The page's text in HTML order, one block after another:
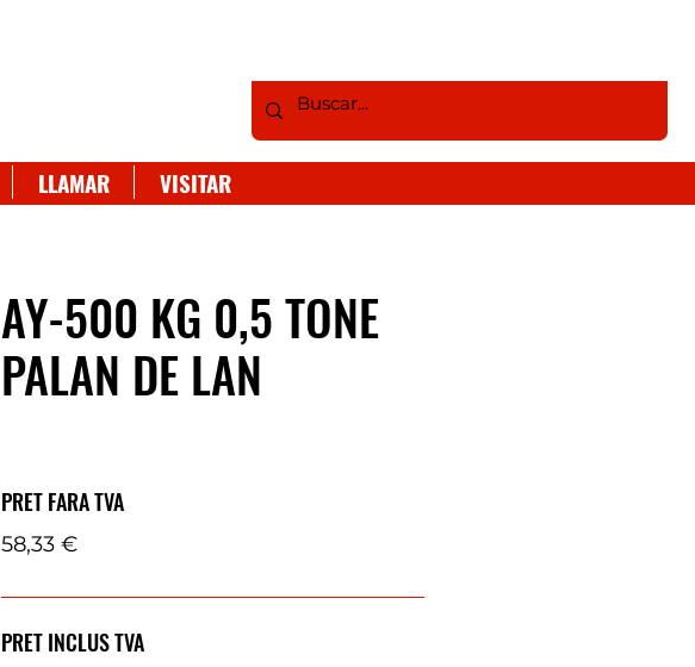
LLAMAR VISITAR
AY-500 KG 0,5 TONE
PALAN DE LAN
PRET FARA TVA
58,33 €
PRET INCLUS TVA